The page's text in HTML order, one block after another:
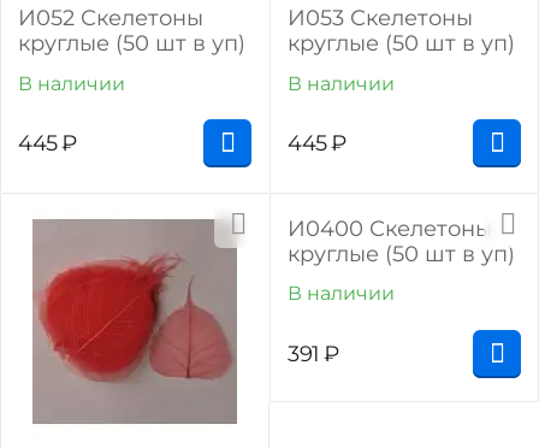
И052 Скелетоны
круглые (50 шт в уп)
В наличии
445₽
И053 Скелетоны
круглые (50 шт в уп)
В наличии
445₽
И0400 Скелетоны
круглые (50 шт в уп)
В наличии
391 ₽